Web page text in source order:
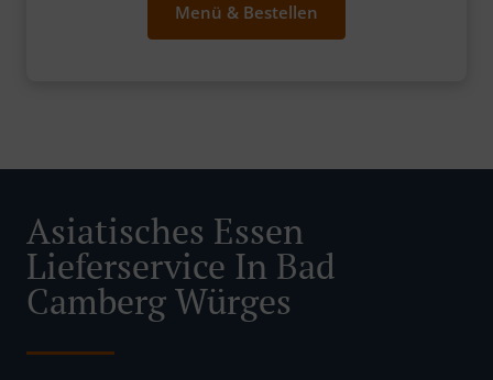
Menü & Bestellen
Asiatisches Essen
Lieferservice In Bad
Camberg Würges